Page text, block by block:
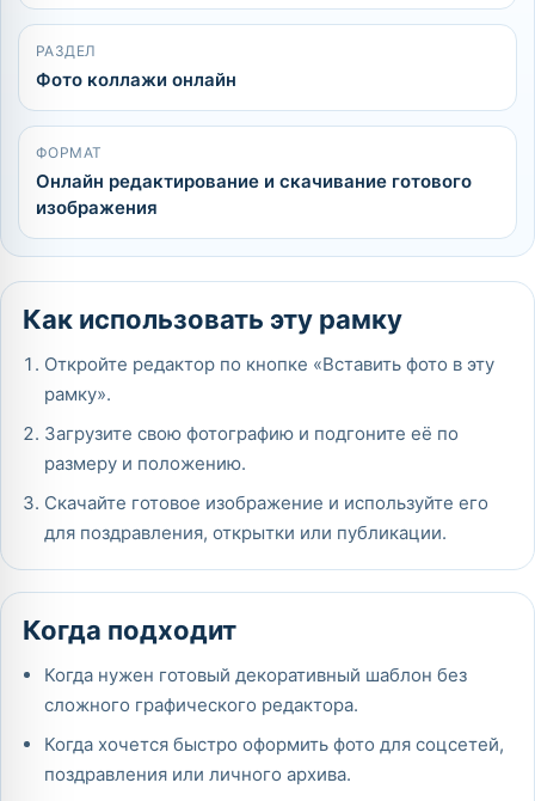
РАЗДЕЛ
Фото коллажи онлайн
ФОРМАТ
Онлайн редактирование и скачивание готового
изображения
Как использовать эту рамку
Откройте редактор по кнопке «Вставить фото в эту
рамку».
Загрузите свою фотографию и подгоните её по
размеру и положению.
Скачайте готовое изображение и используйте его
для поздравления, открытки или публикации.
Когда подходит
Когда нужен готовый декоративный шаблон без
сложного графического редактора.
Когда хочется быстро оформить фото для соцсетей,
поздравления или личного архива.